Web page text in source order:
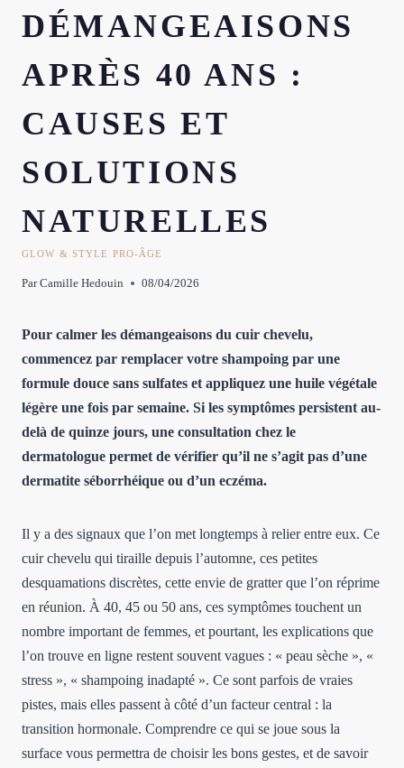
DÉMANGEAISONS
APRÈS 40 ANS :
CAUSES ET
SOLUTIONS
NATURELLES
GLOW & STYLE PRO-ÂGE
Par Camille Hedouin 08/04/2026
Pour calmer les démangeaisons du cuir chevelu,
commencez par remplacer votre shampoing par une
formule douce sans sulfates et appliquez une huile végétale
légère une fois par semaine. Si les symptômes persistent au-
delà de quinze jours, une consultation chez le
dermatologue permet de vérifier qu’il ne s’agit pas d’une
dermatite séborrhéique ou d’un eczéma.
Il y a des signaux que l’on met longtemps à relier entre eux. Ce
cuir chevelu qui tiraille depuis l’automne, ces petites
desquamations discrètes, cette envie de gratter que l’on réprime
en réunion. À 40, 45 ou 50 ans, ces symptômes touchent un
nombre important de femmes, et pourtant, les explications que
l’on trouve en ligne restent souvent vagues : « peau sèche », «
stress », « shampoing inadapté ». Ce sont parfois de vraies
pistes, mais elles passent à côté d’un facteur central : la
transition hormonale. Comprendre ce qui se joue sous la
surface vous permettra de choisir les bons gestes, et de savoir